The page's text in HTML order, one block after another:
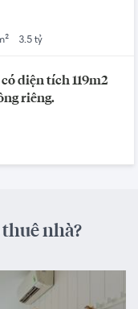
3.5 tỷ
diện tích 119m2
riêng.
nhà?